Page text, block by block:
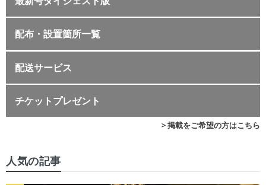
配布・設置箇所一覧
配送サービス
チケットプレゼント
> 掲載をご希望の方はこちら
人気の記事